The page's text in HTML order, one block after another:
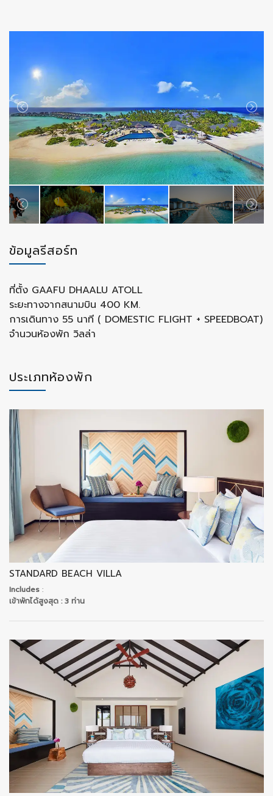
ข้อมูลรีสอร์ท
ที่ตั้ง GAAFU DHAALU ATOLL
ระยะทางจากสนามบิน 400 KM.
การเดินทาง 55 นาที ( DOMESTIC FLIGHT + SPEEDBOAT)
จำนวนห้องพัก วิลล่า
ประเภทห้องพัก
STANDARD BEACH VILLA
Includes :
เข้าพักได้สูงสุด : 3 ท่าน